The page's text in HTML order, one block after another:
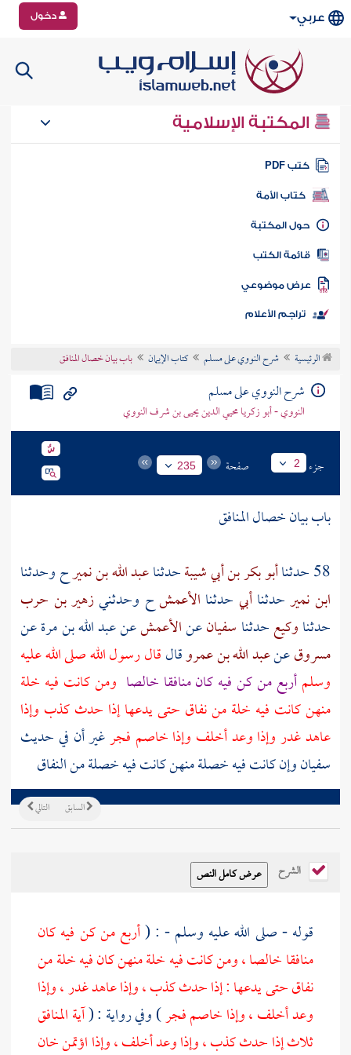
عربي دخول
المكتبة الإسلامية
كتب PDF
كتاب الأمة
المكتبة
الكتب
موضوعي
تراجم الأعلام
الرئيسية شرح النووي على مسلم كتاب الإيمان باب بيان خصال المنافق
شرح النووي على مسلم
النووي - أبو زكريا محيي الدين يحيى بن شرف النووي
جزء 2 صفحة 235
باب بيان خصال المنافق
58 حدثنا
أبو بكر بن أبي شيبةحدثناعبد الله بن نميرح وحدثنا
ابن نميرحدثناأبي حدثنا الأعمشح وحدثنيزهير بن حرب
حدثناوكيعحدثنا سفيانعنالأعمشعنعبد الله بن مرةعن
مسروقعنعبد الله بن عمروقالقال رسول الله صلى الله عليه
وسلمأربع من كن فيه كان منافقا خالصا ومن كانت فيه خلة
منهن كانت فيه خلة من نفاق حتى يدعها إذا حدث كذب وإذا
عاهد غدر وإذا وعد أخلف وإذا خاصم فجرغير أن في حديث
سفيانوإن كانت فيه خصلة منهن كانت فيه خصلة من النفاق
التالي السابق
الشرح
قوله - صلى الله عليه وسلم - : (أربع من كن فيه كان
منافقا خالصا ، ومن كانت فيه خلة منهن كان فيه خلة من
نفاق حتى يدعها : إذا حدث كذب ، وإذا عاهد غدر ، وإذا
وعد أخلف ، وإذا خاصم فجر) وفي رواية : (آية المنافق
ثلاث إذا حدث كذب ، وإذا وعد أخلف ، وإذا اؤتمن خان